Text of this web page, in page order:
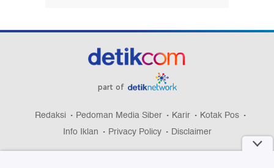
part of
Redaksi Pedoman Media Siber Karir
Kotak Pos
Info Iklan
Privacy Policy Disclaimer